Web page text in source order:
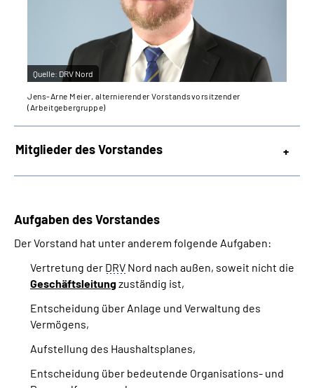
Quelle: DRV Nord
Jens-Arne Meier, alternierender Vorstandsvorsitzender
(Arbeitgebergruppe)
Mitglieder des Vorstandes
Aufgaben des Vorstandes
Der Vorstand hat unter anderem folgende Aufgaben:
Vertretung der DRV Nord nach außen, soweit nicht die
Geschäftsleitungzuständig ist,
Entscheidung über Anlage und Verwaltung des
Vermögens,
Aufstellung des Haushaltsplanes,
Entscheidung über bedeutende Organisations- und